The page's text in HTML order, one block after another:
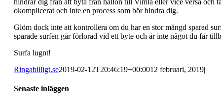
okomplicerat och inte en process som bör hindra dig.
Glöm dock inte att kontrollera om du har en stor mängd sparad
sparade surfen går förlorad vid ett byte och är inte något du får
Surfa lugnt!
Ringabilligt.se2019-02-12T20:46:19+00:0012 februari, 2019|
Senaste inläggen